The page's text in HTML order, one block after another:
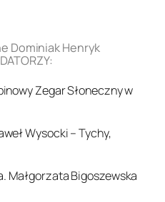
Dominiak Henryk
Zegar Słoneczny w
Wysocki – Tychy,
Małgorzata Bigoszewska